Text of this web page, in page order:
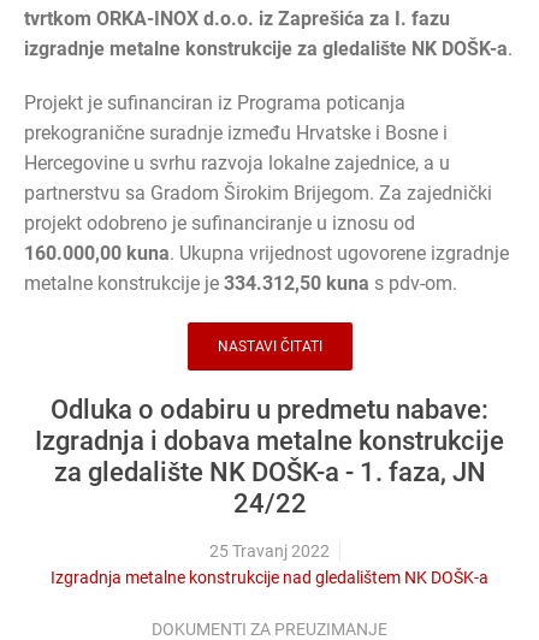
tvrtkom ORKA-INOX d.o.o. iz Zaprešića za I. fazu
izgradnje metalne konstrukcije za gledalište NK DOŠK-a.
Projekt je sufinanciran iz Programa poticanja
prekogranične suradnje između Hrvatske i Bosne i
Hercegovine u svrhu razvoja lokalne zajednice, a u
partnerstvu sa Gradom Širokim Brijegom. Za zajednički
projekt odobreno je sufinanciranje u iznosu od
160.000,00 kuna. Ukupna vrijednost ugovorene izgradnje
metalne konstrukcije je 334.312,50 kuna s pdv-om.
NASTAVI ČITATI
Odluka o odabiru u predmetu nabave:
Izgradnja i dobava metalne konstrukcije
za gledalište NK DOŠK-a - 1. faza, JN
24/22
25 Travanj 2022
Izgradnja metalne konstrukcije nad gledalištem NK DOŠK-a
DOKUMENTI ZA PREUZIMANJE